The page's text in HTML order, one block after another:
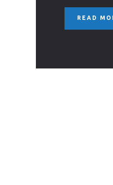
READ